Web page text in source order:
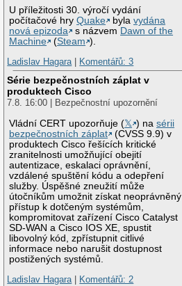
U příležitosti 30. výročí vydání
počítačové hryQuake bylavydána
nová epizoda
s názvem Dawn of the
Machine
(Steam ).
Ladislav Hagara| Komentářů: 3
Série bezpečnostních záplat v
produktech Cisco
7.8. 16:00 | Bezpečnostní upozornění
Vládní CERT upozorňuje (𝕏 ) nasérii
bezpečnostních záplat
(CVSS 9.9) v
produktech Cisco řešících kritické
zranitelnosti umožňující obejití
autentizace, eskalaci oprávnění,
vzdálené spuštění kódu a odepření
služby. Úspěšné zneužití může
útočníkům umožnit získat neoprávněný
přístup k dotčeným systémům,
kompromitovat zařízení Cisco Catalyst
SD-WAN a Cisco IOS XE, spustit
libovolný kód, zpřístupnit citlivé
informace nebo narušit dostupnost
postižených systémů.
Ladislav Hagara| Komentářů: 2